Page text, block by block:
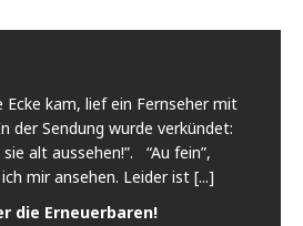
Ecke kam, lief ein Fernseher mit
der Sendung wurde verkündet:
alt aussehen!”. “Au fein”,
mir ansehen. Leider ist [...]
die Erneuerbaren!